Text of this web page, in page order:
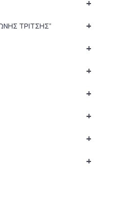
+
+
ΤΡΙΤΣΗΣ”
+
+
+
+
+
+